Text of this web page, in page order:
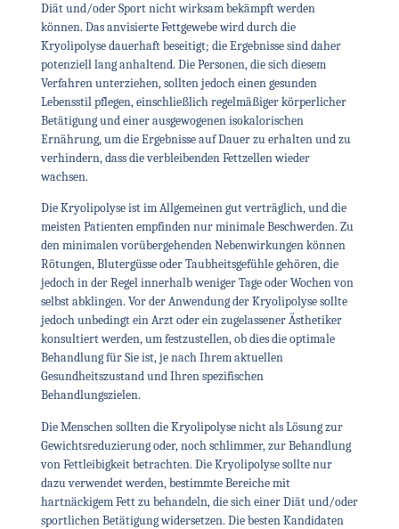
Diät und/oder Sport nicht wirksam bekämpft werden
können. Das anvisierte Fettgewebe wird durch die
Kryolipolyse dauerhaft beseitigt; die Ergebnisse sind daher
potenziell lang anhaltend. Die Personen, die sich diesem
Verfahren unterziehen, sollten jedoch einen gesunden
Lebensstil pflegen, einschließlich regelmäßiger körperlicher
Betätigung und einer ausgewogenen isokalorischen
Ernährung, um die Ergebnisse auf Dauer zu erhalten und zu
verhindern, dass die verbleibenden Fettzellen wieder
wachsen.
Die Kryolipolyse ist im Allgemeinen gut verträglich, und die
meisten Patienten empfinden nur minimale Beschwerden. Zu
den minimalen vorübergehenden Nebenwirkungen können
Rötungen, Blutergüsse oder Taubheitsgefühle gehören, die
jedoch in der Regel innerhalb weniger Tage oder Wochen von
selbst abklingen. Vor der Anwendung der Kryolipolyse sollte
jedoch unbedingt ein Arzt oder ein zugelassener Ästhetiker
konsultiert werden, um festzustellen, ob dies die optimale
Behandlung für Sie ist, je nach Ihrem aktuellen
Gesundheitszustand und Ihren spezifischen
Behandlungszielen.
Die Menschen sollten die Kryolipolyse nicht als Lösung zur
Gewichtsreduzierung oder, noch schlimmer, zur Behandlung
von Fettleibigkeit betrachten. Die Kryolipolyse sollte nur
dazu verwendet werden, bestimmte Bereiche mit
hartnäckigem Fett zu behandeln, die sich einer Diät und/oder
sportlichen Betätigung widersetzen. Die besten Kandidaten